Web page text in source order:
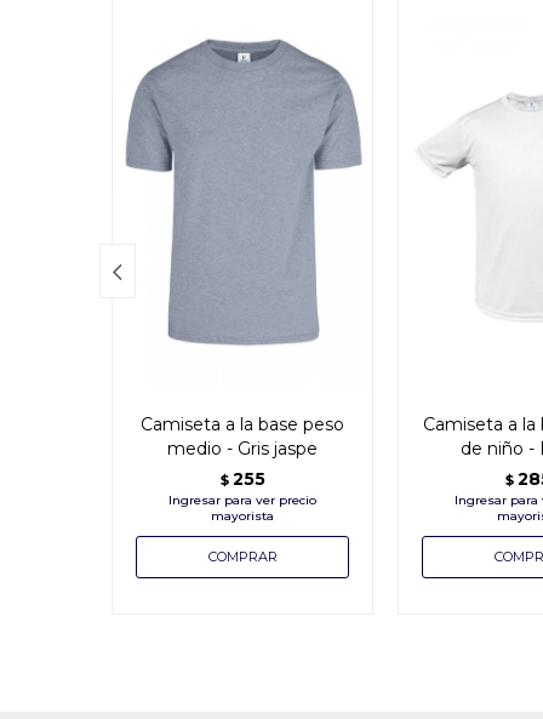
Camiseta a la base peso
medio - Gris jaspe
$ 255
Camiseta a
de niño -
$
